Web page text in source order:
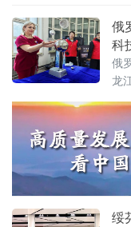
验
景
俄
科
俄
龙
教
绥